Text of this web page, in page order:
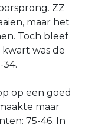
ZZ
maar het
Toch bleef
was de
34.
op een goed
maar
75-46. In